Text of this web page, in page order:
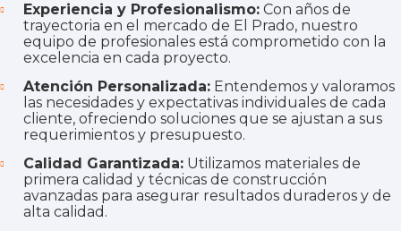
Experiencia y Profesionalismo: Con años de
trayectoria en el mercado de El Prado, nuestro
equipo de profesionales está comprometido con la
excelencia en cada proyecto.
Atención Personalizada: Entendemos y valoramos
las necesidades y expectativas individuales de cada
cliente, ofreciendo soluciones que se ajustan a sus
requerimientos y presupuesto.
Calidad Garantizada: Utilizamos materiales de
primera calidad y técnicas de construcción
avanzadas para asegurar resultados duraderos y de
alta calidad.